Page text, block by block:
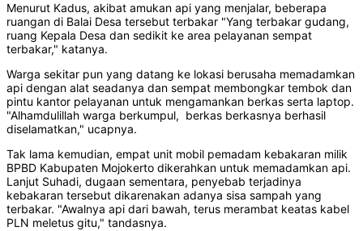
Menurut Kadus, akibat amukan api yang menjalar, beberapa
ruangan di Balai Desa tersebut terbakar "Yang terbakar gudang,
ruang Kepala Desa dan sedikit ke area pelayanan sempat
terbakar," katanya.
Warga sekitar pun yang datang ke lokasi berusaha memadamkan
api dengan alat seadanya dan sempat membongkar tembok dan
pintu kantor pelayanan untuk mengamankan berkas serta laptop.
"Alhamdulillah warga berkumpul, berkas berkasnya berhasil
diselamatkan," ucapnya.
Tak lama kemudian, empat unit mobil pemadam kebakaran milik
BPBD Kabupaten Mojokerto dikerahkan untuk memadamkan api.
Lanjut Suhadi, dugaan sementara, penyebab terjadinya
kebakaran tersebut dikarenakan adanya sisa sampah yang
terbakar. "Awalnya api dari bawah, terus merambat keatas kabel
PLN meletus gitu," tandasnya.